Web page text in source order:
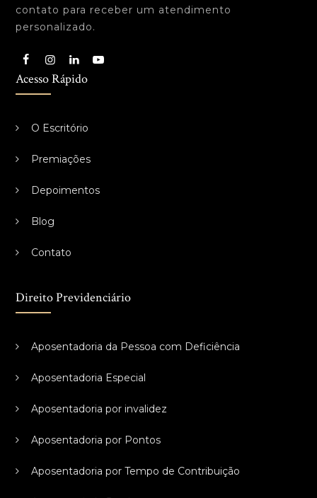
contato para receber um atendimento
personalizado.
Acesso Rápido
O Escritório
Premiações
Depoimentos
Blog
Contato
Direito Previdenciário
Aposentadoria da Pessoa com Deficiência
Aposentadoria Especial
Aposentadoria por invalidez
Aposentadoria por Pontos
Aposentadoria por Tempo de Contribuição